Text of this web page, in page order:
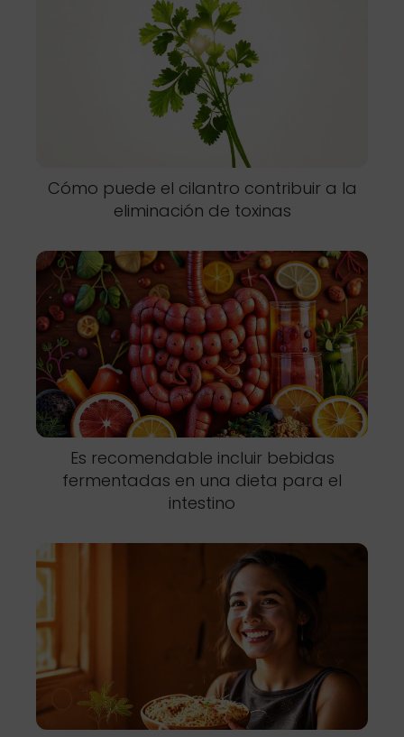
Cómo puede el cilantro contribuir a la
eliminación de toxinas
Es recomendable incluir bebidas
fermentadas en una dieta para el
intestino